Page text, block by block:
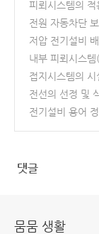
피뢰시스템의
전원 자동차단
저압 전기설비
내부 피뢰시스
본딩)
(0)
접지시스템의
전선의 선정 및
전기설비 용어 정
댓글
뭄뭄 생활